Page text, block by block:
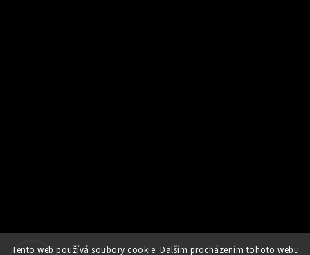
Tento web používá soubory cookie. Dalším procházením tohoto webu